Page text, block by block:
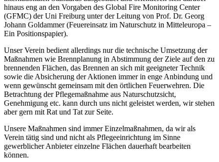
hinaus eng an den Vorgaben des Global Fire Monitoring Center
(GFMC) der Uni Freiburg unter der Leitung von Prof. Dr. Georg
Johann Goldammer (Feuereinsatz im Naturschutz in Mitteleuropa –
Ein Positionspapier).
Unser Verein bedient allerdings nur die technische Umsetzung der
Maßnahmen wie Brennplanung in Abstimmung der Ziele auf den zu
brennenden Flächen, das Brennen an sich mit geeigneter Technik
sowie die Absicherung der Aktionen immer in enge Anbindung und
wenn gewünscht gemeinsam mit den örtlichen Feuerwehren. Die
Betrachtung der Pflegemaßnahme aus Naturschutzsicht,
Genehmigung etc. kann durch uns nicht geleistet werden, wir stehen
aber gern mit Rat und Tat zur Seite.
Unsere Maßnahmen sind immer Einzelmaßnahmen, da wir als
Verein tätig sind und nicht als Pflegeeinrichtung im Sinne
gewerblicher Anbieter einzelne Flächen dauerhaft bearbeiten
können.